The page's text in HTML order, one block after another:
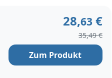
28,63€
35,49 €
Zum Produkt